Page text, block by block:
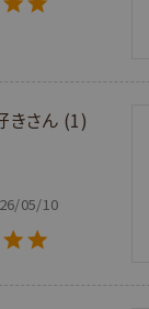
き
1
05/10